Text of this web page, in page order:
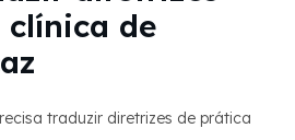
de
traduzir diretrizes de prática